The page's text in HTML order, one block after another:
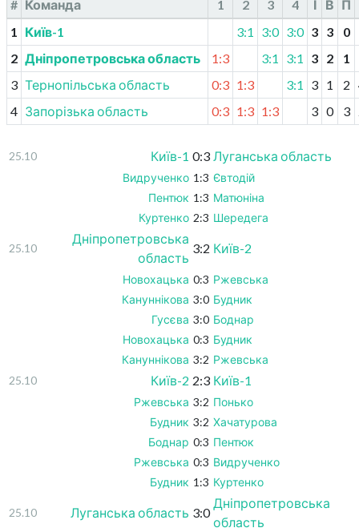
# Команда 1 2 3 4 І В П
1 Київ-1 3:1 3:0 3:0 3 3 0
2 Дніпропетровська область 1:3 3:1 3:1 3 2 1
3 Тернопільська область 0:3 1:3 3:1 3 1 2
4 Запорізька область 0:3 1:3 1:3 3 0 3
25.10 Київ-1 0:3 Луганська область
Видрученко 1:3 Євтодій
Пентюк 1:3 Матюніна
Куртенко 2:3 Шередега
25.10
Дніпропетровська
область
3:2 Київ-2
Новохацька 0:3 Ржевська
Кануннікова 3:0 Будник
Гусєва 3:0 Боднар
Новохацька 0:3 Будник
Кануннікова 3:2 Ржевська
25.10
Київ-2 2:3 Київ-1
Ржевська 3:2 Понько
Будник 3:2 Хачатурова
Боднар 0:3 Пентюк
Ржевська 0:3 Видрученко
Будник 1:3 Куртенко
25.10 Луганська область 3:0
Дніпропетровська
область